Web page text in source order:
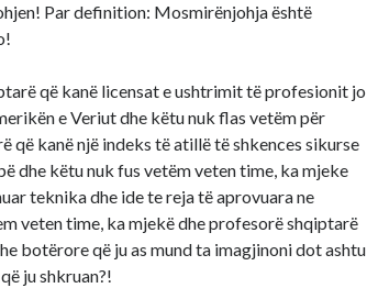
Par definition: Mosmirënjohja është
që kanë licensat e ushtrimit të profesionit jo
e Veriut dhe këtu nuk flas vetëm për
që kanë një indeks të atillë të shkences sikurse
dhe këtu nuk fus vetëm veten time, ka mjeke
teknika dhe ide te reja të aprovuara ne
veten time, ka mjekë dhe profesorë shqiptarë
botërore që ju as mund ta imagjinoni dot ashtu
ju shkruan?!